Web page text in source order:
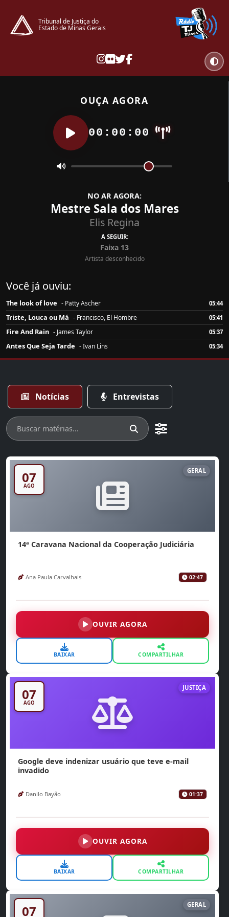
Tribunal de Justiça do
Estado de Minas Gerais
OUÇA AGORA
00:00:00
NO AR AGORA:
Mestre Sala dos Mares
Elis Regina
A SEGUIR:
Faixa 13
Artista desconhecido
Você já ouviu:
The look of love - Patty Ascher 05:44
Triste, Louca ou Má - Francisco, El Hombre 05:41
Fire And Rain - James Taylor 05:37
Antes Que Seja Tarde - Ivan Lins 05:34
Notícias Entrevistas
07
AGO
GERAL
14ª Caravana Nacional da Cooperação Judiciária
Ana Paula Carvalhais 02:47
OUVIR AGORA
BAIXAR COMPARTILHAR
07
AGO
JUSTIÇA
Google deve indenizar usuário que teve e-mail
invadido
Danilo Bayão 01:37
OUVIR AGORA
BAIXAR COMPARTILHAR
07 GERAL